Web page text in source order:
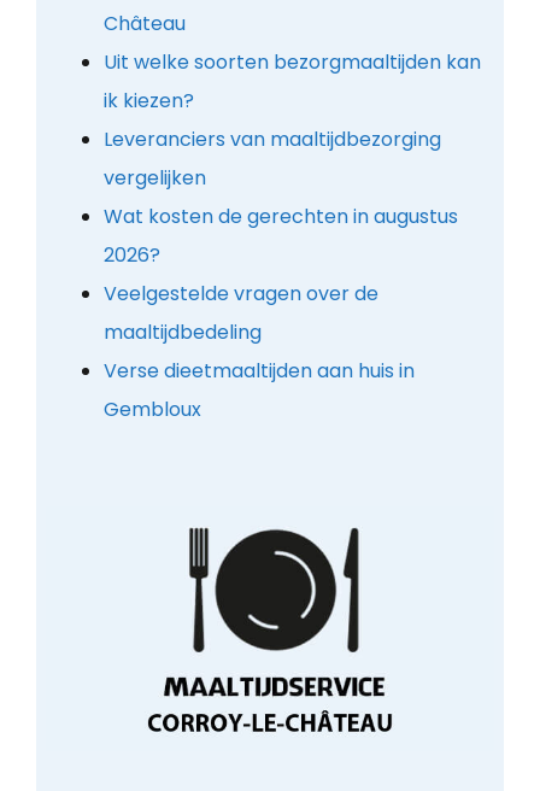
Château
Uit welke soorten bezorgmaaltijden kan
ik kiezen?
Leveranciers van maaltijdbezorging
vergelijken
Wat kosten de gerechten in augustus
2026?
Veelgestelde vragen over de
maaltijdbedeling
Verse dieetmaaltijden aan huis in
Gembloux